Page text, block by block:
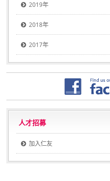
2019年
2018年
2017年
人才招募
加入仁友